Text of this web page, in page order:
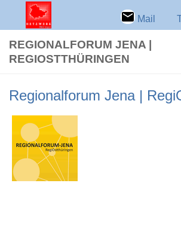
Zum Inhalt springen Mail
REGIO­NAL­FO­RUM JENA |
REGIOSTTHÜRINGEN
Regio­nal­fo­rum Jena |